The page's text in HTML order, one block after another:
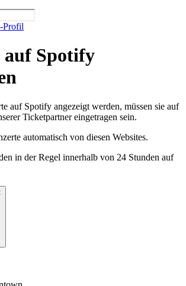
Profil
auf Spotify
auf Spotify angezeigt werden, müssen sie auf
Ticketpartner eingetragen sein.
automatisch von diesen Websites.
in der Regel innerhalb von 24 Stunden auf